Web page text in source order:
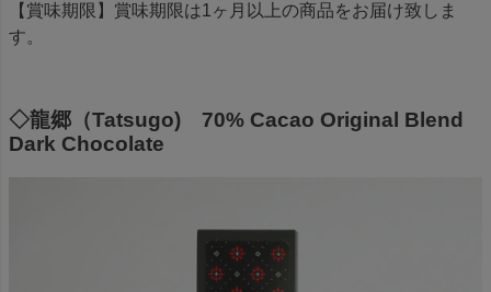
【賞味期限】賞味期限は1ヶ月以上の商品をお届け致しま
す。
◇龍郷（Tatsugo) 70% Cacao Original Blend
Dark Chocolate